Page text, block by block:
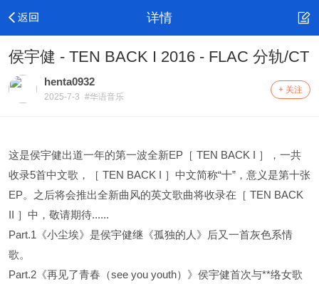
详情
侯宇健 - TEN BACK I 2016 - FLAC 分轨/CT
henta0932
2025-7-3 #华语音乐
+ 关注
这是侯宇健出道一年的第一波全新EP［ TEN BACK I ］，一共
收录5首中文歌，［ TEN BACK I ］中文简称“十”，意义是第十张
EP。之后将会推出全新曲风的英文歌曲将收录在［ TEN BACK
II ］中，敬请期待......
Part.1《小尘埃》是侯宇健继《孤独的人》后又一首灰色系情
歌。
Part.2《再见了青春（see you youth）》侯宇健首次与**络女歌